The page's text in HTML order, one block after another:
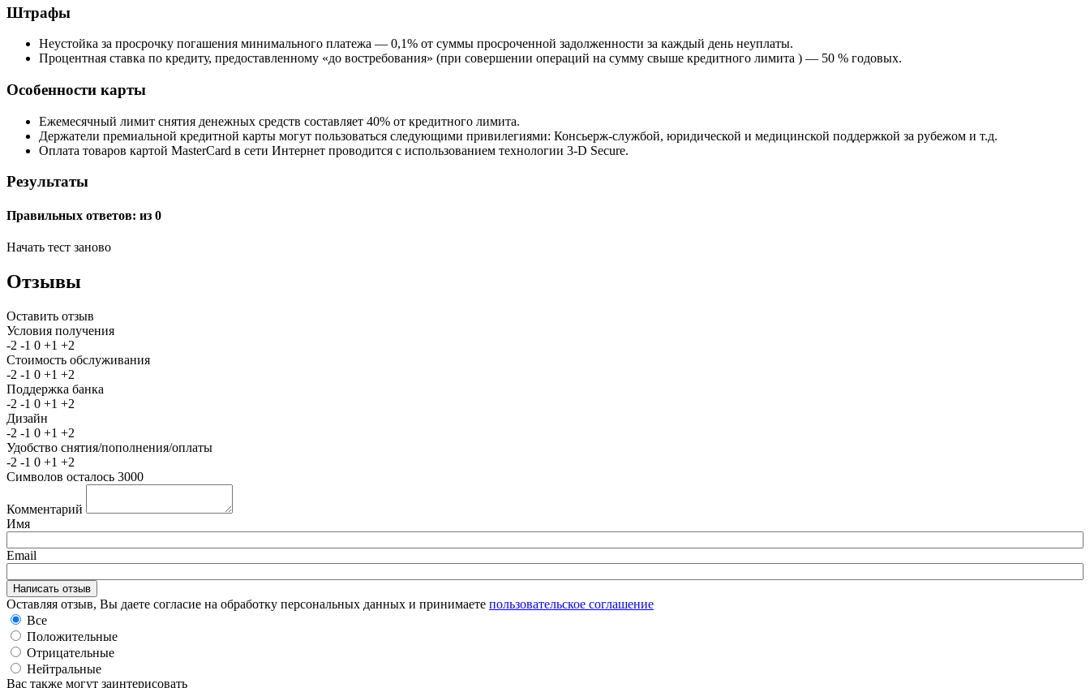
Штрафы
Неустойка за просрочку погашения минимального платежа — 0,1% от суммы просроченной задолженности за каждый день неуплаты.
Процентная ставка по кредиту, предоставленному «до востребования» (при совершении операций на сумму свыше кредитного лимита ) — 50 % годовых.
Особенности карты
Ежемесячный лимит снятия денежных средств составляет 40% от кредитного лимита.
Держатели премиальной кредитной карты могут пользоваться следующими привилегиями: Консьерж-службой, юридической и медицинской поддержкой за рубежом и т.д.
Оплата товаров картой MasterCard в сети Интернет проводится с использованием технологии 3-D Secure.
Результаты
Правильных ответов: из 0
Начать тест заново
Отзывы
Оставить отзыв
Условия получения
-2 -1 0 +1 +2
Стоимость обслуживания
-2 -1 0 +1 +2
Поддержка банка
-2 -1 0 +1 +2
Дизайн
-2 -1 0 +1 +2
Удобство снятия/пополнения/оплаты
-2 -1 0 +1 +2
Символов осталось 3000
Комментарий
Имя
Email
Оставляя отзыв, Вы даете согласие на обработку персональных данных и принимаете пользовательское соглашение
Все
Положительные
Отрицательные
Нейтральные
Вас также могут заинтерисовать